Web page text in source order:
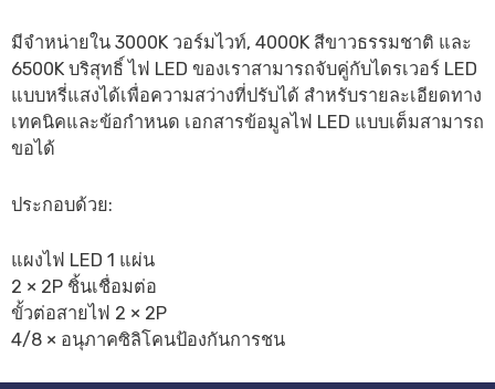
มีจำหน่ายใน 3000K วอร์มไวท์, 4000K สีขาวธรรมชาติ และ
6500K บริสุทธิ์ ไฟ LED ของเราสามารถจับคู่กับไดรเวอร์ LED
แบบหรี่แสงได้เพื่อความสว่างที่ปรับได้ สำหรับรายละเอียดทาง
เทคนิคและข้อกำหนด เอกสารข้อมูลไฟ LED แบบเต็มสามารถ
ขอได้
ประกอบด้วย:
แผงไฟ LED 1 แผ่น
2 × 2P ชิ้นเชื่อมต่อ
ขั้วต่อสายไฟ 2 × 2P
4/8 × อนุภาคซิลิโคนป้องกันการชน